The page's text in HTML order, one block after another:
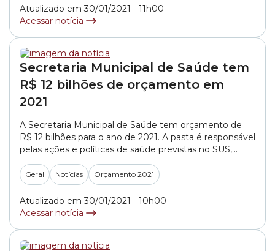
112,5 milhões em receitas... »
Atualizado em 30/01/2021 - 11h00
Acessar notícia
Secretaria Municipal de Saúde tem
R$ 12 bilhões de orçamento em
2021
A Secretaria Municipal de Saúde tem orçamento de
R$ 12 bilhões para o ano de 2021. A pasta é responsável
pelas ações e políticas de saúde previstas no SUS,
dentro das atribuições do município. A verba será
aplicada em hospitais, programas de atenção à saúde,
obras e manutenção de equipamentos públicos,
treinamento de profissionais da... »
Geral Notícias Orçamento 2021
Atualizado em 30/01/2021 - 10h00
Acessar notícia